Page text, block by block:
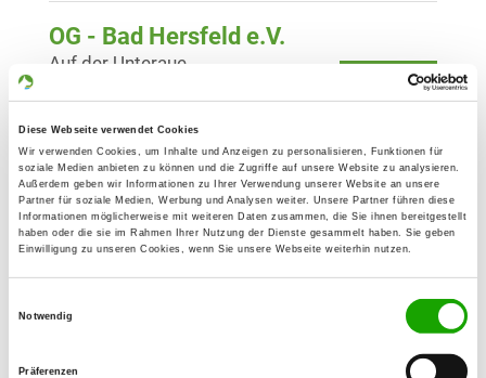
Diese Webseite verwendet Cookies
Wir verwenden Cookies, um Inhalte und Anzeigen zu personalisieren, Funktionen für
soziale Medien anbieten zu können und die Zugriffe auf unsere Website zu analysieren.
Außerdem geben wir Informationen zu Ihrer Verwendung unserer Website an unsere
Partner für soziale Medien, Werbung und Analysen weiter. Unsere Partner führen diese
Informationen möglicherweise mit weiteren Daten zusammen, die Sie ihnen bereitgestellt
haben oder die sie im Rahmen Ihrer Nutzung der Dienste gesammelt haben. Sie geben
Einwilligung zu unseren Cookies, wenn Sie unsere Webseite weiterhin nutzen.
Notwendig
Präferenzen
OG - Bad Hersfeld e.V.
Details
Auf der Unteraue
OG - Bebra
Details
Im Kessel
36179 Bebra
OG - Burghaun
Details